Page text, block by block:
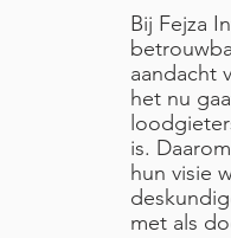
Bij Fejza
aandacht
het nu
is.
hun visie
met als